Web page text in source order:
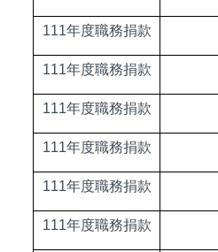
111年度職務捐款
111年度職務捐款
111年度職務捐款
111年度職務捐款
111年度職務捐款
111年度職務捐款